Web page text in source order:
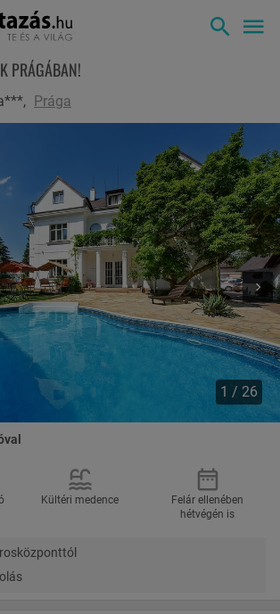
PRÁGÁBAN!
Prága
1 / 26
Kültéri medence
Felár ellenében
hétvégén is